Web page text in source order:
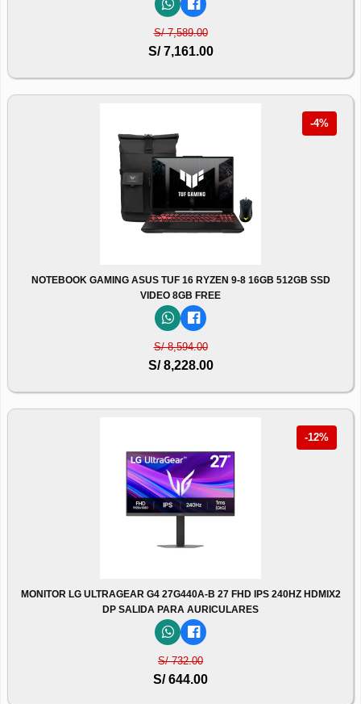
S/ 7,589.00
S/ 7,161.00
-4%
NOTEBOOK GAMING ASUS TUF 16 RYZEN 9-8 16GB 512GB SSD
VIDEO 8GB FREE
S/ 8,594.00
S/ 8,228.00
-12%
MONITOR LG ULTRAGEAR G4 27G440A-B 27 FHD IPS 240HZ HDMIX2
DP SALIDA PARA AURICULARES
S/ 732.00
S/ 644.00